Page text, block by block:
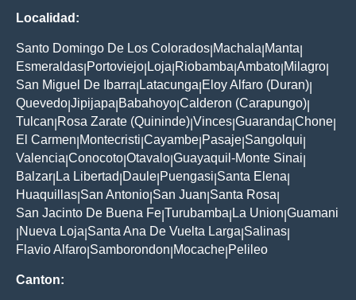
Localidad:
Santo Domingo De Los Colorados Machala Manta
Esmeraldas Portoviejo Loja Riobamba Ambato Milagro
San Miguel De Ibarra Latacunga Eloy Alfaro (Duran)
Quevedo Jipijapa Babahoyo Calderon (Carapungo)
Tulcan Rosa Zarate (Quininde) Vinces Guaranda Chone
El Carmen Montecristi Cayambe Pasaje Sangolqui
Valencia Conocoto Otavalo Guayaquil-Monte Sinai
Balzar La Libertad Daule Puengasi Santa Elena
Huaquillas San Antonio San Juan Santa Rosa
San Jacinto De Buena Fe Turubamba La Union Guamani
Nueva Loja Santa Ana De Vuelta Larga Salinas
Flavio Alfaro Samborondon Mocache Pelileo
Canton: